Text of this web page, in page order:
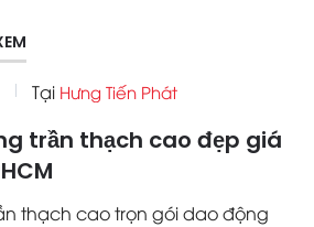
Tại Hưng Tiến Phát
trần thạch cao đẹp giá
thạch cao trọn gói dao động